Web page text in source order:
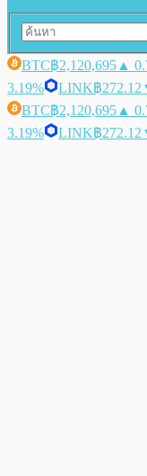
BTC฿2,120,695 ▲
3.19%
LINK฿272.12
BTC฿2,120,695 ▲
3.19%
LINK฿272.12